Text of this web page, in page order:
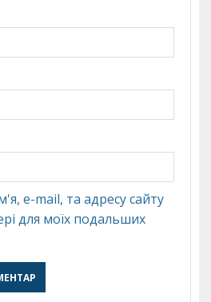
e-mail, та адресу сайту
для моїх подальших